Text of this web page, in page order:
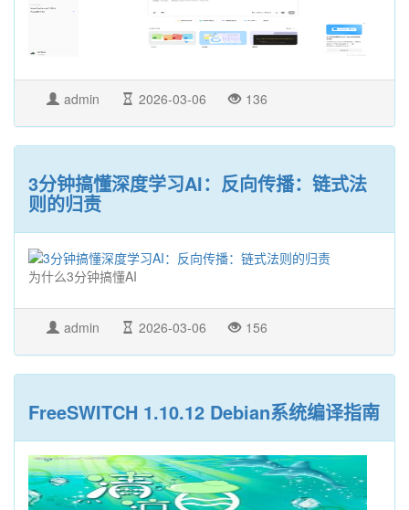
admin 2026-03-06 136
3分钟搞懂深度学习AI：反向传播：链式法
则的归责
为什么3分钟搞懂AI
admin 2026-03-06 156
FreeSWITCH 1.10.12 Debian系统编译指南